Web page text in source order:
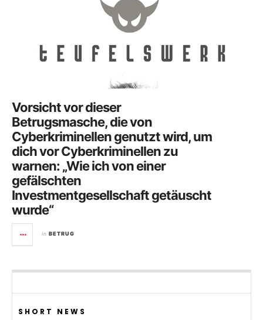
Vorsicht vor dieser
Betrugsmasche, die von
Cyberkriminellen genutzt wird, um
dich vor Cyberkriminellen zu
warnen: „Wie ich von einer
gefälschten
Investmentgesellschaft getäuscht
wurde“
in BETRUG
SHORT NEWS